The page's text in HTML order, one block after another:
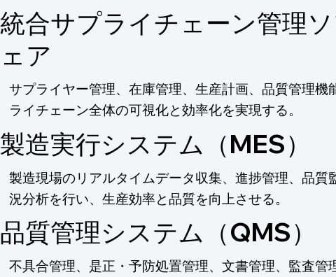
統合サプライチェーン管理
ェア
サプライヤー管理、在庫管理、生産計画、品質管理機
ライチェーン全体の可視化と効率化を実現する。
製造実行システム（MES）
製造現場のリアルタイムデータ収集、進捗管理、品質
況分析を行い、生産効率と品質を向上させる。
品質管理システム（QMS）
不具合管理、是正・予防処置管理、文書管理、監査管